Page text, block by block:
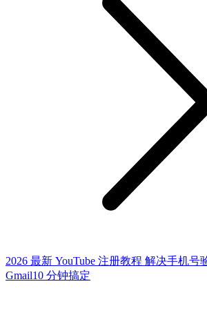
2026 最新 YouTube 注册教程 解决手机号
Gmail10 分钟搞定